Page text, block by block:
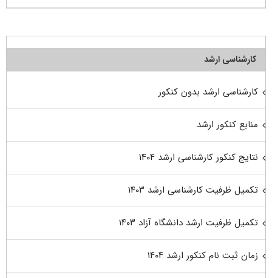
کارشناسی ارشد
کارشناسی ارشد بدون کنکور
منابع کنکور ارشد
نتایج کنکور کارشناسی ارشد ۱۴۰۴
تکمیل ظرفیت کارشناسی ارشد ۱۴۰۳
تکمیل ظرفیت ارشد دانشگاه آزاد ۱۴۰۳
زمان ثبت نام کنکور ارشد ۱۴۰۴